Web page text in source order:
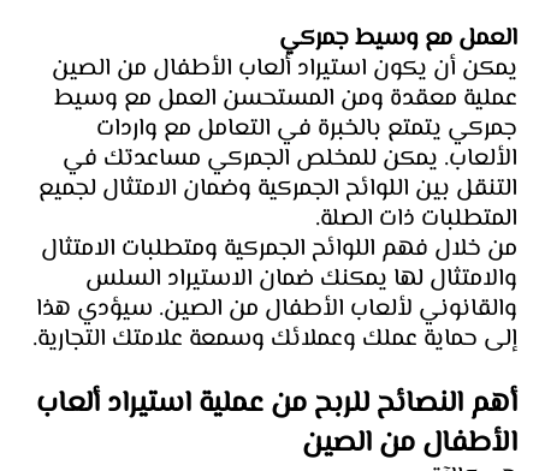
العمل مع وسيط جمركي
يمكن أن يكون استيراد ألعاب الأطفال من الصين
عملية معقدة ومن المستحسن العمل مع وسيط
جمركي يتمتع بالخبرة في التعامل مع واردات
الألعاب. يمكن للمخلص الجمركي مساعدتك في
التنقل بين اللوائح الجمركية وضمان الامتثال لجميع
المتطلبات ذات الصلة.
من خلال فهم اللوائح الجمركية ومتطلبات الامتثال
والامتثال لها يمكنك ضمان الاستيراد السلس
والقانوني لألعاب الأطفال من الصين. سيؤدي هذا
إلى حماية عملك وعملائك وسمعة علامتك التجارية.
أهم النصائح للربح من عملية استيراد ألعاب
الأطفال من الصين